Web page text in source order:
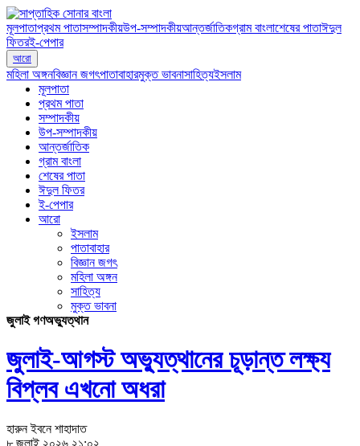
মূলপাতাপ্রথম পাতাসম্পাদকীয়উপ-সম্পাদকীয়আন্তর্জাতিকগ্রাম বাংলাশেষের পাতাঈদুল
ফিতরই-পেপার
আরো
মহিলা অঙ্গনবিজ্ঞান জগৎপাতাবাহারমুক্ত ভাবনাসাহিত্যইসলাম
মূলপাতা
প্রথম পাতা
সম্পাদকীয়
উপ-সম্পাদকীয়
আন্তর্জাতিক
গ্রাম বাংলা
শেষের পাতা
ঈদুল ফিতর
ই-পেপার
আরো
ইসলাম
পাতাবাহার
বিজ্ঞান জগৎ
মহিলা অঙ্গন
সাহিত্য
মুক্ত ভাবনা
জুলাই গণঅভ্যুত্থান
জুলাই-আগস্ট অভ্যুত্থানের চূড়ান্ত লক্ষ্য
বিপ্লব এখনো অধরা
হারুন ইবনে শাহাদাত
৮ জুলাই ২০২৬ ২১:০২